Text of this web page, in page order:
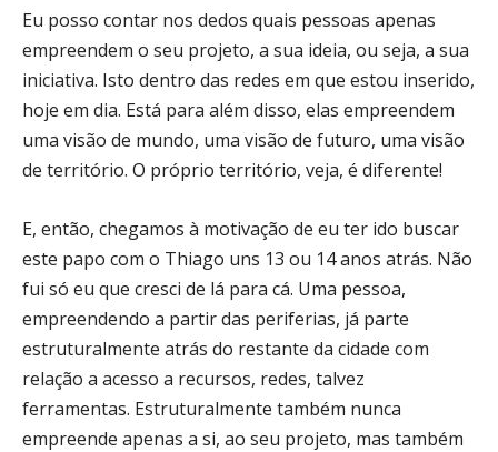
Eu posso contar nos dedos quais pessoas apenas
empreendem o seu projeto, a sua ideia, ou seja, a sua
iniciativa. Isto dentro das redes em que estou inserido,
hoje em dia. Está para além disso, elas empreendem
uma visão de mundo, uma visão de futuro, uma visão
de território. O próprio território, veja, é diferente!
E, então, chegamos à motivação de eu ter ido buscar
este papo com o Thiago uns 13 ou 14 anos atrás. Não
fui só eu que cresci de lá para cá. Uma pessoa,
empreendendo a partir das periferias, já parte
estruturalmente atrás do restante da cidade com
relação a acesso a recursos, redes, talvez
ferramentas. Estruturalmente também nunca
empreende apenas a si, ao seu projeto, mas também